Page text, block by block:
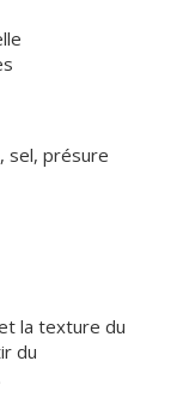
sel, présure
la texture du
du